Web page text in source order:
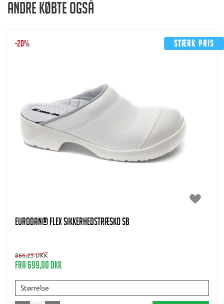
Andre købte også
Stærk pris
-20%
EURODAN® Flex Sikkerhedstræsko SB
866,25 DKK
Fra 699,00 DKK
Størrelse